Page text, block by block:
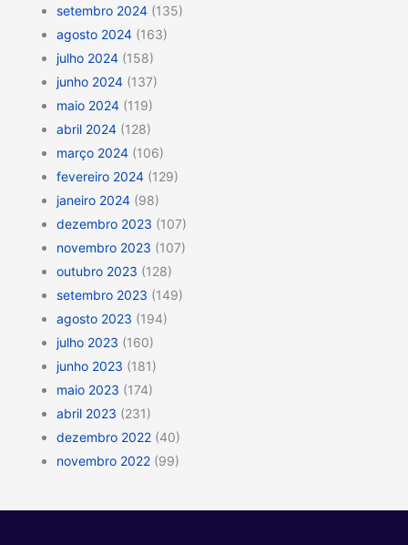
setembro 2024 (135)
agosto 2024 (163)
julho 2024 (158)
junho 2024 (137)
maio 2024 (119)
abril 2024 (128)
março 2024 (106)
fevereiro 2024 (129)
janeiro 2024 (98)
dezembro 2023 (107)
novembro 2023 (107)
outubro 2023 (128)
setembro 2023 (149)
agosto 2023 (194)
julho 2023 (160)
junho 2023 (181)
maio 2023 (174)
abril 2023 (231)
dezembro 2022 (40)
novembro 2022 (99)